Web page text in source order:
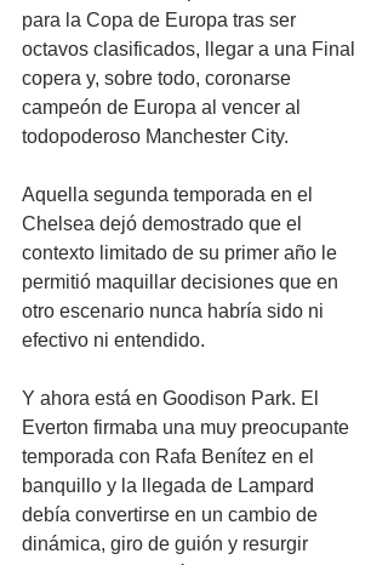
para la Copa de Europa tras ser
octavos clasificados, llegar a una Final
copera y, sobre todo, coronarse
campeón de Europa al vencer al
todopoderoso Manchester City.
Aquella segunda temporada en el
Chelsea dejó demostrado que el
contexto limitado de su primer año le
permitió maquillar decisiones que en
otro escenario nunca habría sido ni
efectivo ni entendido.
Y ahora está en Goodison Park. El
Everton firmaba una muy preocupante
temporada con Rafa Benítez en el
banquillo y la llegada de Lampard
debía convertirse en un cambio de
dinámica, giro de guión y resurgir